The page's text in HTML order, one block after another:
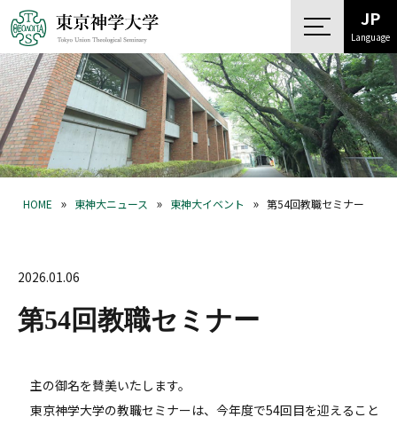
JP
Language
HOME » 東神大ニュース » 東神大イベント » 第54回教職セミナー
2026.01.06
第54回教職セミナー
主の御名を賛美いたします。
東京神学大学の教職セミナーは、今年度で54回目を迎えること